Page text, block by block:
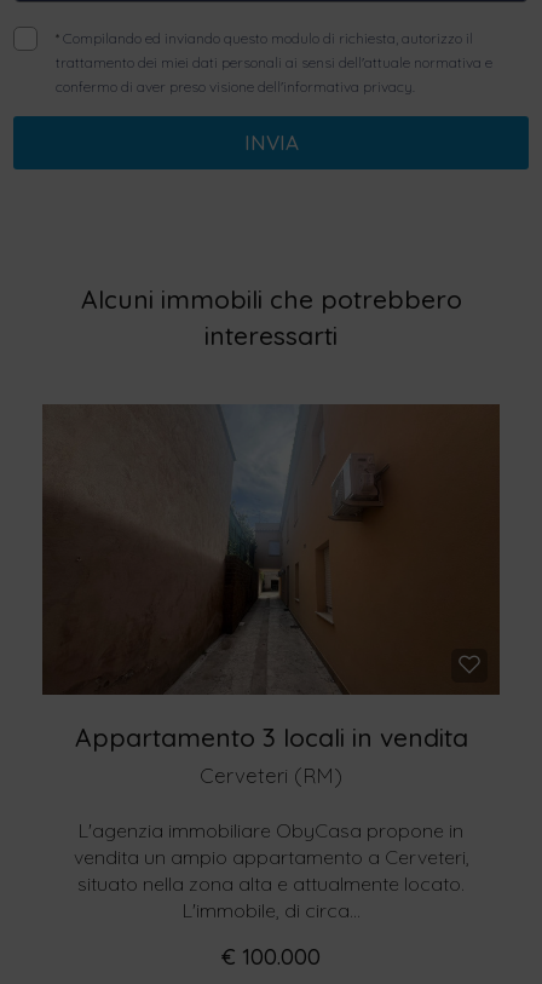
*Compilando ed inviando questo modulo di richiesta, autorizzo il
trattamento dei miei dati personali ai sensi dell'attuale normativa e
confermo di aver preso visione dell'informativa privacy.
INVIA
Alcuni immobili che potrebbero
interessarti
Appartamento 3 locali in vendita
Cerveteri (RM)
L'agenzia immobiliare ObyCasa propone in
vendita un ampio appartamento a Cerveteri,
situato nella zona alta e attualmente locato.
L'immobile, di circa...
€ 100.000